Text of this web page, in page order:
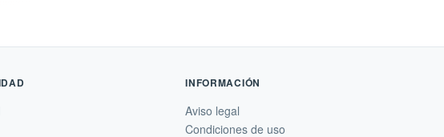
INFORMACIÓN
Aviso legal
Condiciones de uso